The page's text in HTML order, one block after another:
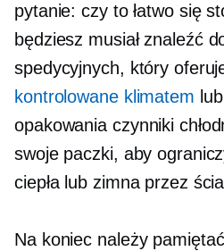
pytanie: czy to łatwo się
będziesz musiał znaleźć
spedycyjnych, który
kontrolowane klimatem
opakowania czynniki
swoje paczki, aby
ciepła lub zimna przez
Na koniec należy